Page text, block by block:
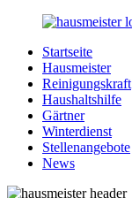
Zurück
Inhalt
Hausmeister.de
Alles
rund
Ihren
Haushalt
Startseite
Hausmeister
Reinigungskraft
Haushaltshilfe
Gärtner
Winterdienst
Stellenangebote
News